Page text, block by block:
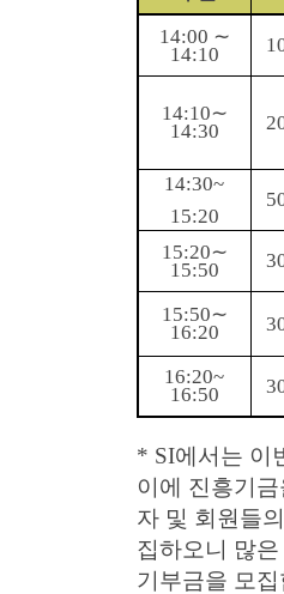
14:00 ∼
14:10
14:10∼
14:30
14:30~
15:20
15:20∼
15:50
15:50∼
16:20
16:20~
16:50
* SI에서는 이
이에 진흥기
자 및 회원들
집하오니 많
기부금을 모